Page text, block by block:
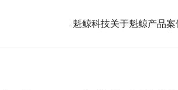
魁鲸科技关于魁鲸产品案